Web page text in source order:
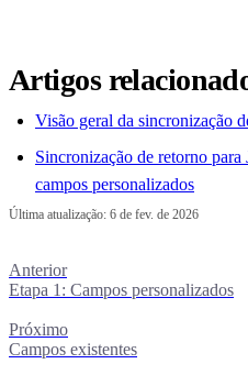
Artigos
Visão geral da sincronização
Sincronização de retorno
campos personalizados
Última atualização: 6 de fev. de 2026
Anterior
Etapa 1: Campos personalizados
Próximo
Campos existentes